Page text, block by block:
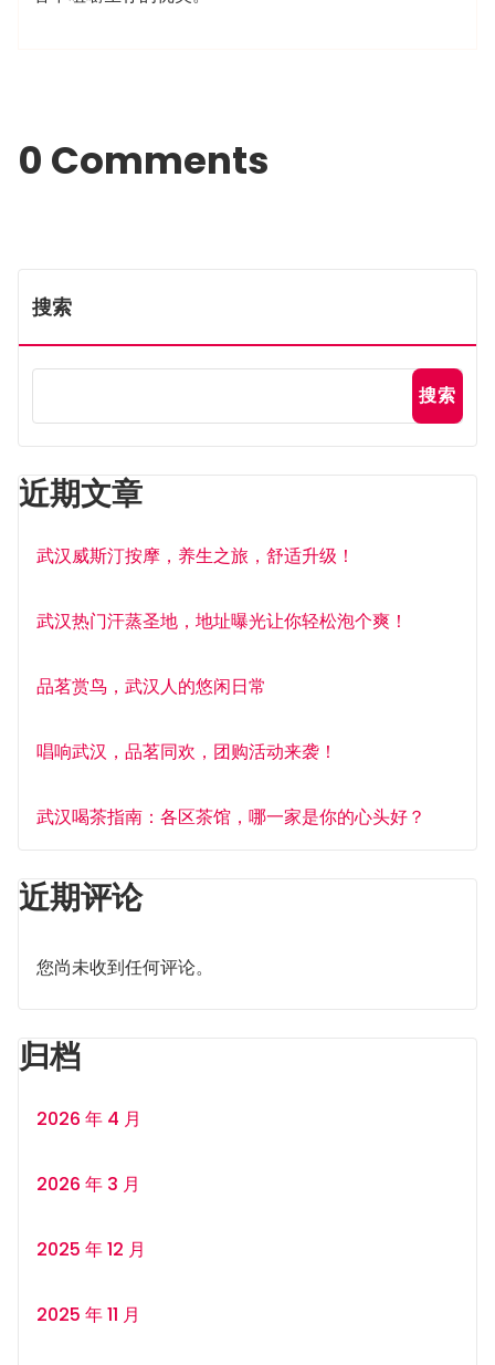
0 Comments
搜索
搜索
近期文章
武汉威斯汀按摩，养生之旅，舒适升级！
武汉热门汗蒸圣地，地址曝光让你轻松泡个爽！
品茗赏鸟，武汉人的悠闲日常
唱响武汉，品茗同欢，团购活动来袭！
武汉喝茶指南：各区茶馆，哪一家是你的心头好？
近期评论
您尚未收到任何评论。
归档
2026 年 4 月
2026 年 3 月
2025 年 12 月
2025 年 11 月